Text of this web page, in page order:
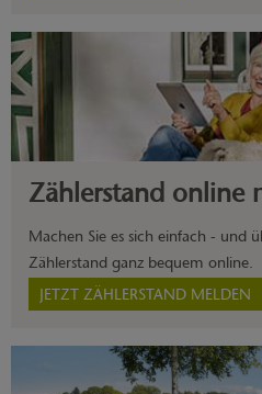
Zählerstand online
Machen Sie es sich einfach - und
Zählerstand ganz bequem online.
JETZT ZÄHLERSTAND MELDEN